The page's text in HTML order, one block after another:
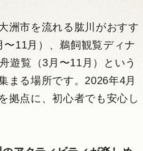
洲市を流れる肱川がおすす
11月）、鵜飼観覧ディナ
遊覧（3月〜11月）という
まる場所です。2026年4月
拠点に、初心者でも安心し